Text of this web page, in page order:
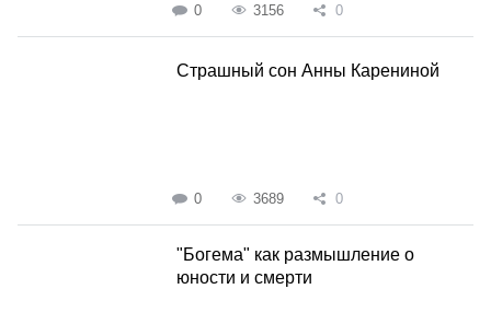
0 3156 0
Страшный сон Анны Карениной
0 3689 0
"Богема" как размышление о
юности и смерти